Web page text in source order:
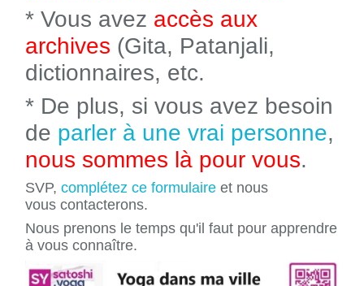
* Vous avez accès aux
archives (Gita, Patanjali,
dictionnaires, etc.
* De plus, si vous avez besoin
de parler à une vrai personne,
nous sommes là pour vous.
SVP, complétez ce formulaire et nous
vous contacterons.
Nous prenons le temps qu'il faut pour apprendre
à vous connaître.